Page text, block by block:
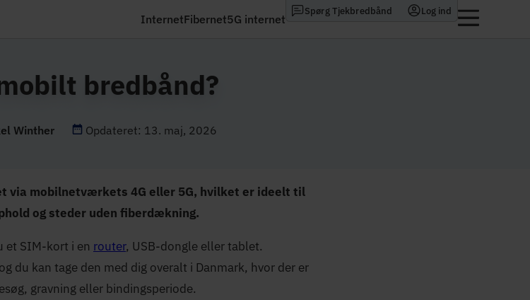
InternetFibernet5G internet
Spørg Tjekbredbånd Log ind
bredbånd?
Winther Opdateret: 13. maj, 2026
via mobilnetværkets 4G eller 5G, hvilket er ideelt til
og steder uden fiberdækning.
et SIM-kort i en router, USB-dongle eller tablet.
du kan tage den med dig overalt i Danmark, hvor der er
gravning eller bindingsperiode.